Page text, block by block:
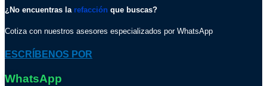
¿No encuentras la refacción que buscas?
Cotiza con nuestros asesores especializados por WhatsApp
ESCRÍBENOS POR
WhatsApp